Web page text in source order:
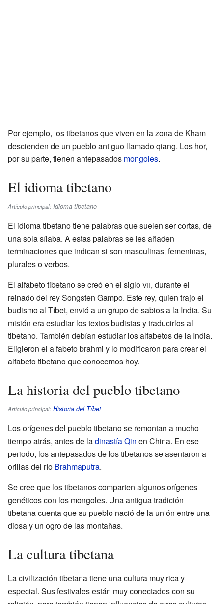
Por ejemplo, los tibetanos que viven en la zona de Kham
descienden de un pueblo antiguo llamado qiang. Los hor,
por su parte, tienen antepasados mongoles.
El idioma tibetano
Artículo principal: Idioma tibetano
El idioma tibetano tiene palabras que suelen ser cortas, de
una sola sílaba. A estas palabras se les añaden
terminaciones que indican si son masculinas, femeninas,
plurales o verbos.
El alfabeto tibetano se creó en el siglovii, durante el
reinado del rey Songsten Gampo. Este rey, quien trajo el
budismo al Tíbet, envió a un grupo de sabios a la India. Su
misión era estudiar los textos budistas y traducirlos al
tibetano. También debían estudiar los alfabetos de la India.
Eligieron el alfabeto brahmi y lo modificaron para crear el
alfabeto tibetano que conocemos hoy.
La historia del pueblo tibetano
Artículo principal: Historia del Tíbet
Los orígenes del pueblo tibetano se remontan a mucho
tiempo atrás, antes de ladinastía Qin en China. En ese
periodo, los antepasados de los tibetanos se asentaron a
orillas del río Brahmaputra.
Se cree que los tibetanos comparten algunos orígenes
genéticos con los mongoles. Una antigua tradición
tibetana cuenta que su pueblo nació de la unión entre una
diosa y un ogro de las montañas.
La cultura tibetana
La civilización tibetana tiene una cultura muy rica y
especial. Sus festivales están muy conectados con su